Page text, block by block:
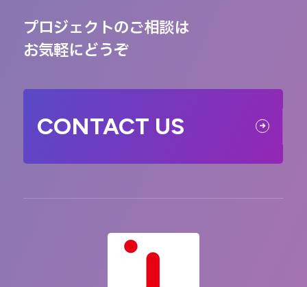
プロジェクトのご相談は
お気軽にどうぞ
CONTACT US